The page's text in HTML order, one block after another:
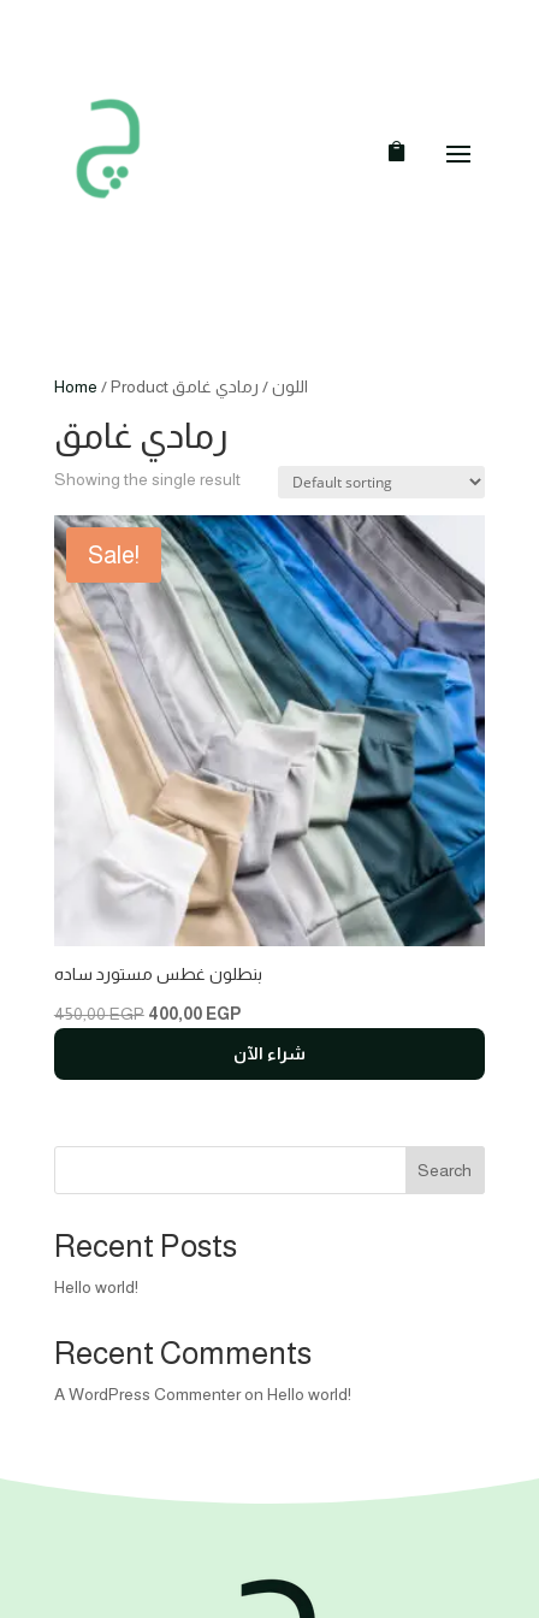
Home / Product اللون / رمادي غامق
رمادي غامق
Showing the single result
Sale!
بنطلون غطس مستورد ساده
450,00EGP Original
400,00 EGPCurrent
is:
شراء الآن
Search
Recent Posts
Hello world!
Recent Comments
A WordPress Commenteron Hello world!